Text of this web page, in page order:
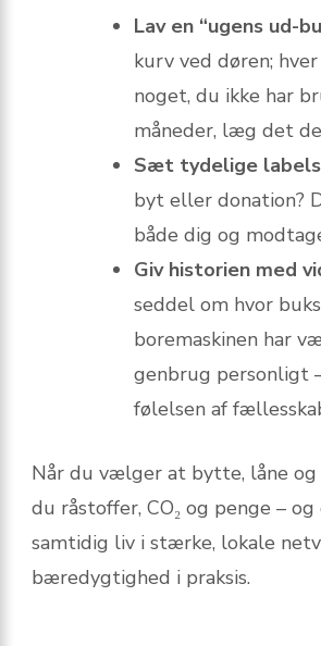
Lav en “ugens ud-
kurv ved døren;
noget, du ikke har
måneder, læg det
Sæt tydelige
byt eller donation?
både dig og
Giv historien med
seddel om hvor
boremaskinen har
genbrug personligt
følelsen af
Når du vælger at bytte, låne og
du råstoffer, CO₂ og penge –
samtidig liv i stærke, lokale
bæredygtighed i praksis.